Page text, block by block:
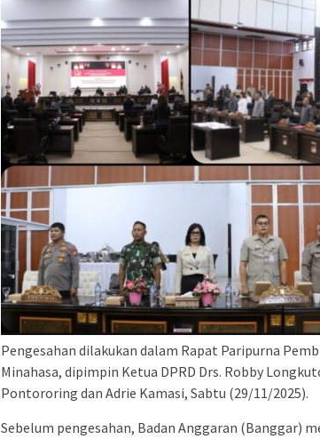
Pengesahan dilakukan dalam Rapat Paripurna
Minahasa, dipimpin Ketua DPRD Drs. Robby
Pontororing dan Adrie Kamasi, Sabtu (29/11/2025).
Sebelum pengesahan, Badan Anggaran (Banggar)